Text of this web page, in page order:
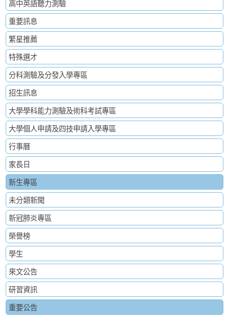
高中英語聽力測驗
重要訊息
繁星推薦
特殊選才
分科測驗及分發入學專區
招生訊息
大學學科能力測驗及術科考試專區
大學個人申請及四技申請入學專區
行事曆
家長日
新生專區
未分類新聞
新冠肺炎專區
榮譽榜
學生
來文公告
研習資訊
重要公告